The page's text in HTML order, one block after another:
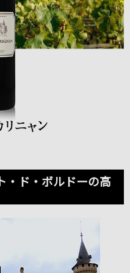
・ド・ボルドーの高